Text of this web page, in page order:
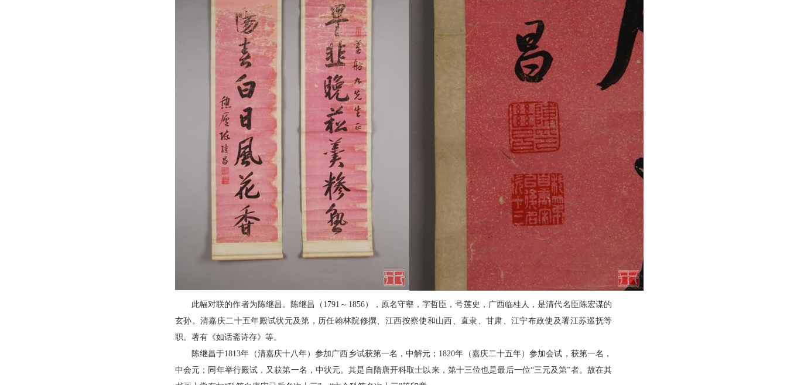
此幅对联的作者为陈继昌。陈继昌（1791～1856），原名守壑，字哲臣，号莲史，广西临桂人，是清代名臣陈宏谋的
玄孙。清嘉庆二十五年殿试状元及第，历任翰林院修撰、江西按察使和山西、直隶、甘肃、江宁布政使及署江苏巡抚等
职。著有《如话斋诗存》等。
陈继昌于1813年（清嘉庆十八年）参加广西乡试获第一名，中解元；1820年（嘉庆二十五年）参加会试，获第一名，
中会元；同年举行殿试，又获第一名，中状元。其是自隋唐开科取士以来，第十三位也是最后一位“三元及第”者。故在其